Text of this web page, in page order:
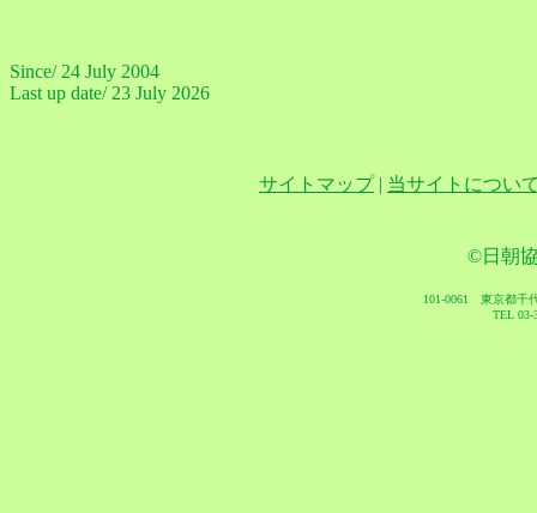
Since/ 24 July 2004
Last up date/ 23 July 2026
サイトマップ| 当サイトについ
©日朝協
101-0061 東京都千
TEL 03-